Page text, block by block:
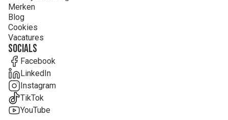
Merken
Blog
Cookies
Vacatures
Socials
Facebook
LinkedIn
Instagram
TikTok
YouTube